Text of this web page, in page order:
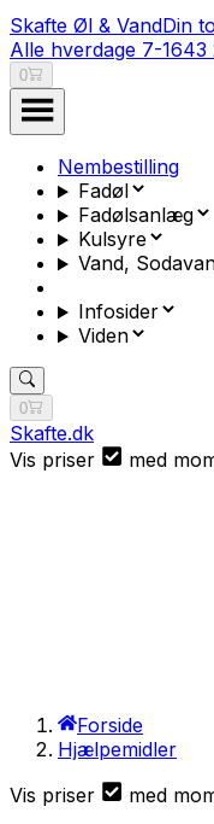
Skafte Øl & VandDin
Alle hverdage 7-1643
0
Nembestilling
Fadøl
Fadølsanlæg
Kulsyre
Vand,
Infosider
Viden
0
Skafte.dk
Vis priser
med
Forside
Hjælpemidler
Vis priser
med